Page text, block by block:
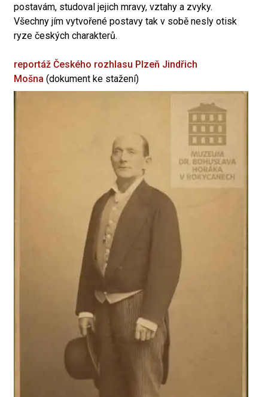
postavám, studoval jejich mravy, vztahy a zvyky.
Všechny jím vytvořené postavy tak v sobě nesly otisk
ryze českých charakterů.
reportáž Českého rozhlasu Plzeň Jindřich
Mošna (dokument ke stažení)